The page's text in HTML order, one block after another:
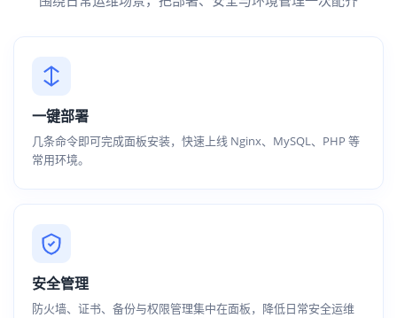
一键部署
几条命令即可完成面板安装，快速上线 Nginx、MySQL、PHP 等
常用环境。
安全管理
防火墙、证书、备份与权限管理集中在面板，降低日常安全运维